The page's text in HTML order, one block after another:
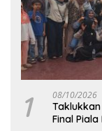
1 08/10/2026
Final